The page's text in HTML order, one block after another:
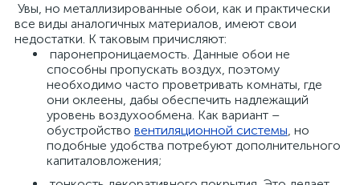
Увы, но металлизированные обои, как и практически
все виды аналогичных материалов, имеют свои
недостатки. К таковым причисляют:
паронепроницаемость. Данные обои не
способны пропускать воздух, поэтому
необходимо часто проветривать комнаты, где
они оклеены, дабы обеспечить надлежащий
уровень воздухообмена. Как вариант –
обустройство вентиляционной системы, но
подобные удобства потребуют дополнительного
капиталовложения;